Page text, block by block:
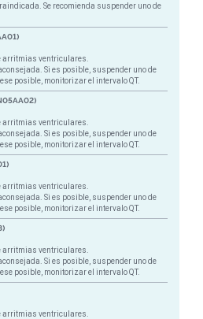
Se recomienda suspender uno de
arritmias ventriculares.
Si es posible, suspender uno de
posible, monitorizar el intervalo QT.
arritmias ventriculares.
Si es posible, suspender uno de
posible, monitorizar el intervalo QT.
arritmias ventriculares.
Si es posible, suspender uno de
posible, monitorizar el intervalo QT.
arritmias ventriculares.
Si es posible, suspender uno de
posible, monitorizar el intervalo QT.
arritmias ventriculares.